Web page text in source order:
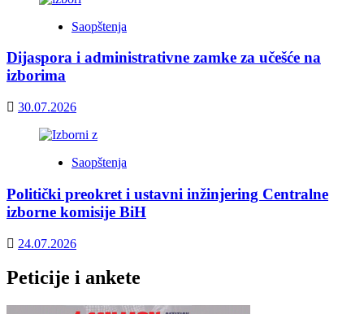
Saopštenja
Dijaspora i administrativne zamke za učešće na
izborima
30.07.2026
Saopštenja
Politički preokret i ustavni inžinjering Centralne
izborne komisije BiH
24.07.2026
Peticije i ankete